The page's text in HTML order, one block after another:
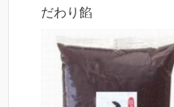
だわり餡